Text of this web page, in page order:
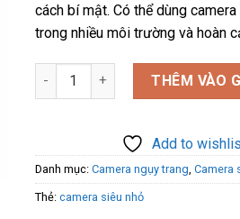
cách bí mật. Có thể dùng
trong nhiều môi trường và hoàn
Camera siêu nhỏ quay đêm
THÊM VÀO
Add to
Danh mục: Camera ngụy trang Camera
Thẻ: camera siêu nhỏ